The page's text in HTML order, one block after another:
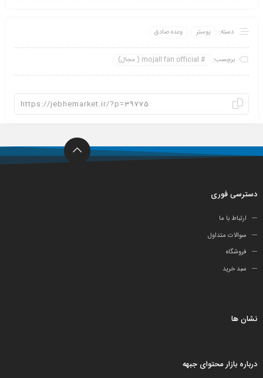
دسته: پوستر وعده صادق
برچسب: mojall fan official ( مجال)
دسترسی فوری
ارتباط با ما
سوالات متداول
فروشگاه
سبد خرید
نشان ها
درباره بازار محتوای جبهه